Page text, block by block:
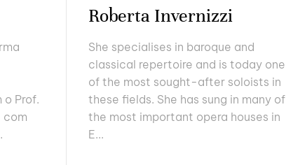
o Prof.
com
Roberta Invernizzi
She specialises in baroque and
classical repertoire and is today one
of the most sought-after soloists in
these fields. She has sung in many of
the most important opera houses in
E...